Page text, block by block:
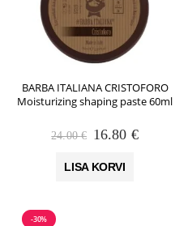
BARBA ITALIANA CRISTOFORO
Moisturizing shaping paste 60ml
24.00€ Algne
oli:
16.80 €Praegune
LISA KORVI
-30%